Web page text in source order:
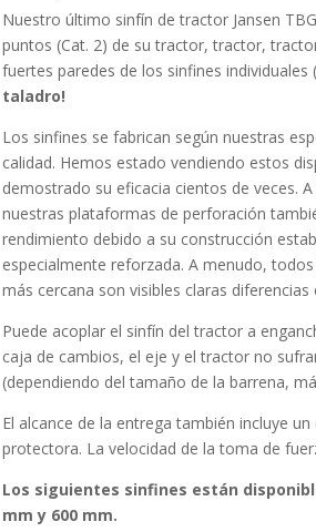
Nuestro último sinfín de tractor Jansen
puntos (Cat. 2) de su tractor, tractor,
fuertes paredes de los sinfines individuales
taladro!
Los sinfines se fabrican según nuestras
calidad. Hemos estado vendiendo estos
demostrado su eficacia cientos de veces.
nuestras plataformas de perforación
rendimiento debido a su construcción
especialmente reforzada. A menudo,
más cercana son visibles claras diferencias
Puede acoplar el sinfín del tractor a
caja de cambios, el eje y el tractor no
(dependiendo del tamaño de la barrena,
El alcance de la entrega también incluye
protectora. La velocidad de la toma de
Los siguientes sinfines están
mm y 600 mm.